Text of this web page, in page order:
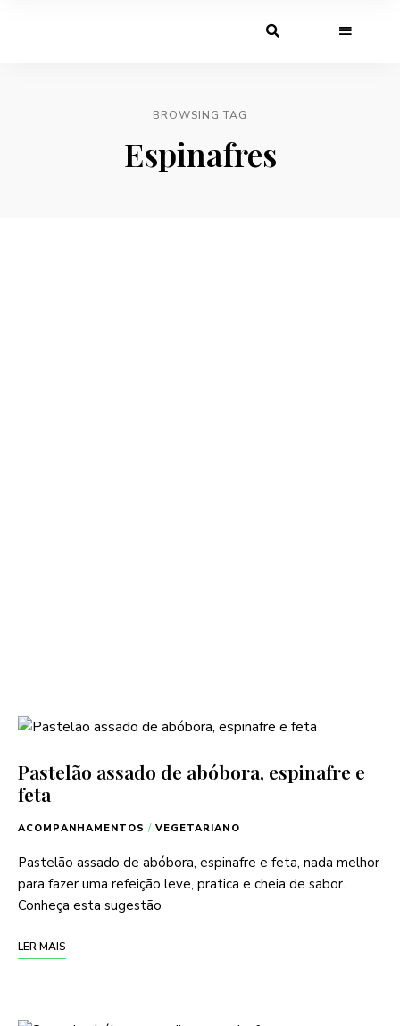
BROWSING TAG
Espinafres
Pastelão assado de abóbora, espinafre e
feta
ACOMPANHAMENTOS / VEGETARIANO
Pastelão assado de abóbora, espinafre e feta, nada melhor
para fazer uma refeição leve, pratica e cheia de sabor.
Conheça esta sugestão
LER MAIS